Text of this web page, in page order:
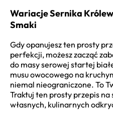
Wariacje Sernika
Smaki
Gdy opanujesz ten prosty
perfekcji, możesz zacząć
do masy serowej startej
musu owocowego na
niemal nieograniczone. To
Traktuj ten prosty przepis
własnych, kulinarnych